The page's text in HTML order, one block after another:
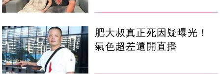
肥大叔真正死因疑曝光！
氣色超差還開直播